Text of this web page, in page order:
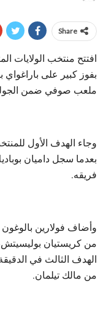
Share
ملعب صوفي ضمن
وجاء الهدف الأول
بعدما سجل داميان
فريقه.
من كريستيان
من مالك تيلمان.